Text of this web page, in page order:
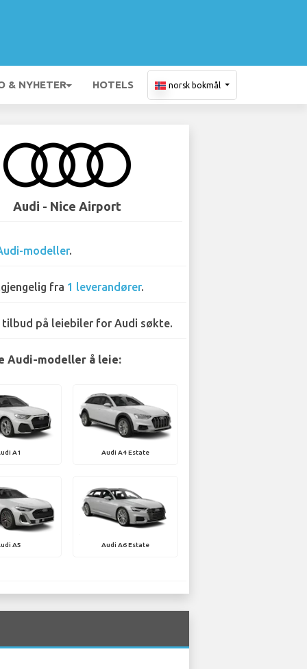
& NYHETER HOTELS norsk bokmål
Audi - Nice Airport
modeller.
fra 1 leverandører.
tilbud på leiebiler for Audi søkte.
Audi-modeller å leie:
A1 Audi A4 Estate
A5 Audi A6 Estate